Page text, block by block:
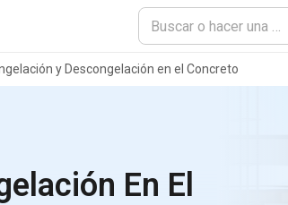
y Descongelación en el Concreto
En El